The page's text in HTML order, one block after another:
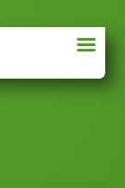
☰